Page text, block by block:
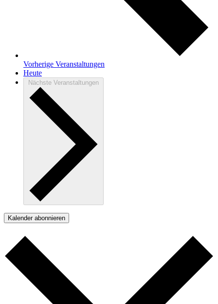
Vorherige Veranstaltungen
Heute
Nächste Veranstaltungen
Kalender abonnieren